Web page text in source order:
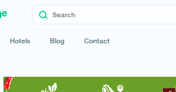
Hotels Blog Contact